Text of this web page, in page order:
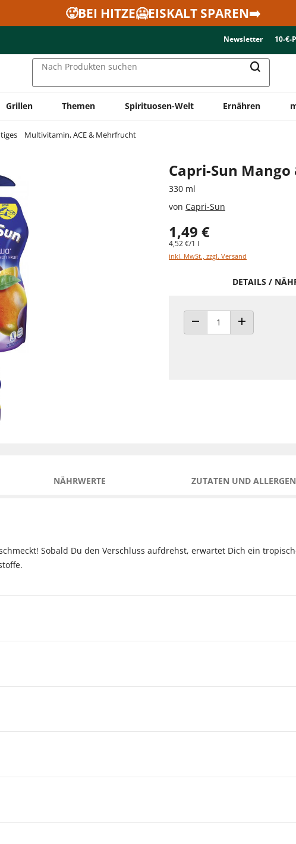
🥵BEI HITZE🥶EISKALT SPAREN➡️
Newsletter 10-€-
Nach Produkten suchen
Grillen Themen Spirituosen-Welt Ernähren
Multivitamin, ACE & Mehrfrucht
Capri-Sun
330 ml
von Capri-Sun
1,49 €
4,52 €/1 l
inkl. MwSt., zzgl. Versand
DETAILS /
ANZAHL VERRINGERN
ANZAHL
NÄHRWERTE ZUTATEN UND
Sobald Du den Verschluss aufdrehst, erwartet Dich ein